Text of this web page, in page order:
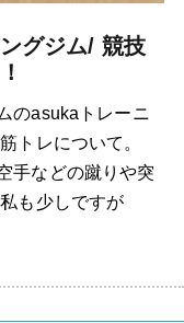
グジム/ 競技
！
のasukaトレーニ
トレについて。
手などの蹴りや突
も少しですが